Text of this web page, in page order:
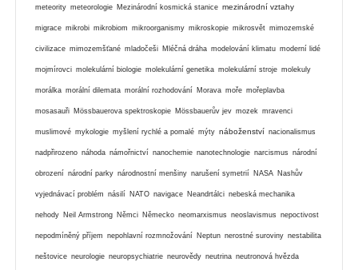
meteority meteorologie Mezinárodní kosmická stanice mezinárodní vztahy
migrace mikrobi mikrobiom mikroorganismy mikroskopie mikrosvět mimozemské
civilizace mimozemšťané mladočeši Mléčná dráha modelování klimatu moderní lidé
mojmírovci molekulární biologie molekulární genetika molekulární stroje molekuly
morálka morální dilemata morální rozhodování Morava moře mořeplavba
mosasauři Mössbauerova spektroskopie Mössbauerův jev mozek mravenci
muslimové mykologie myšlení rychlé a pomalé mýty náboženství nacionalismus
nadpřirozeno náhoda námořnictví nanochemie nanotechnologie narcismus národní
obrození národní parky národnostní menšiny narušení symetrií NASA Nashův
vyjednávací problém násilí NATO navigace Neandrtálci nebeská mechanika
nehody Neil Armstrong Němci Německo neomarxismus neoslavismus nepoctivost
nepodmíněný příjem nepohlavní rozmnožování Neptun nerostné suroviny nestabilita
neštovice neurologie neuropsychiatrie neurovědy neutrina neutronová hvězda